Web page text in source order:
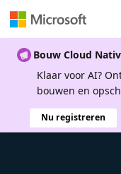
Bouw Cloud
Klaar voor AI?
bouwen en
Nu registreren